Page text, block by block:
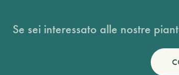
Se sei interessato alle nostre